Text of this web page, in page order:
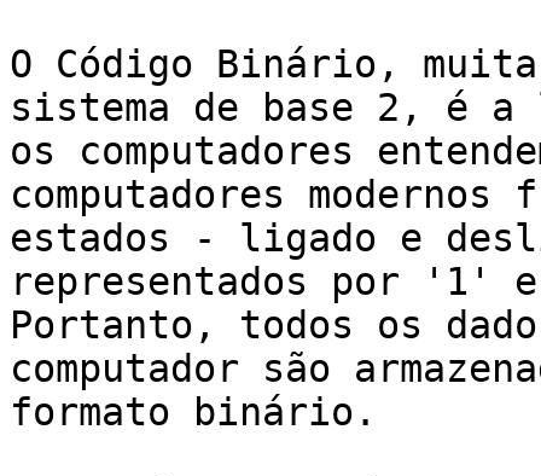
O Código Binário,
sistema de base 2, é a
os computadores
computadores modernos
estados - ligado e
representados por '1'
Portanto, todos os
computador são
formato binário.